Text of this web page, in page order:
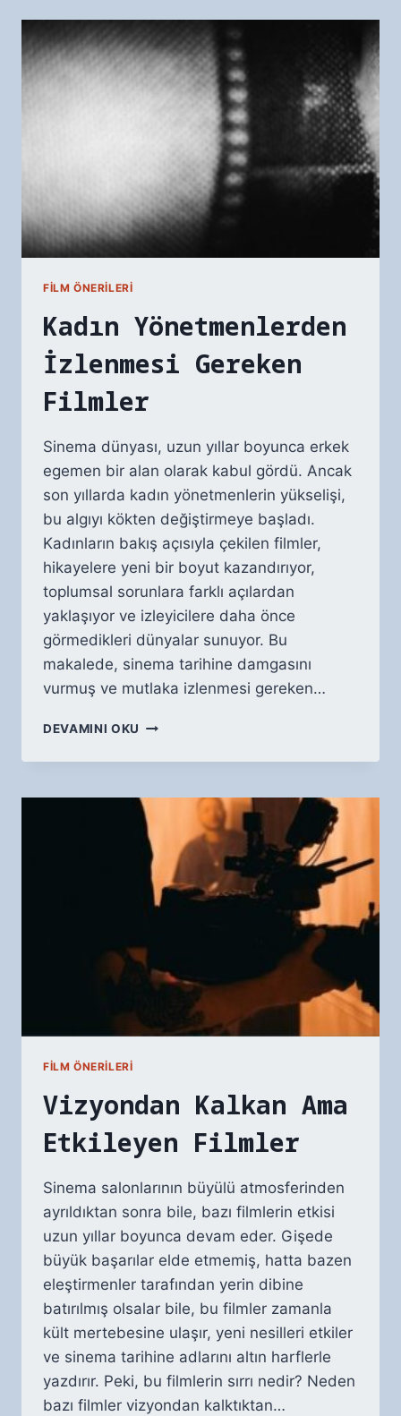
FILMLER
FILM ÖNERILERI
Kadın Yönetmenlerden
İzlenmesi Gereken
Filmler
Sinema dünyası, uzun yıllar boyunca erkek
egemen bir alan olarak kabul gördü. Ancak
son yıllarda kadın yönetmenlerin yükselişi,
bu algıyı kökten değiştirmeye başladı.
Kadınların bakış açısıyla çekilen filmler,
hikayelere yeni bir boyut kazandırıyor,
toplumsal sorunlara farklı açılardan
yaklaşıyor ve izleyicilere daha önce
görmedikleri dünyalar sunuyor. Bu
makalede, sinema tarihine damgasını
vurmuş ve mutlaka izlenmesi gereken…
DEVAMINI OKU KADIN
İZLENMESI
FILMLER
FILM ÖNERILERI
Vizyondan Kalkan Ama
Etkileyen Filmler
Sinema salonlarının büyülü atmosferinden
ayrıldıktan sonra bile, bazı filmlerin etkisi
uzun yıllar boyunca devam eder. Gişede
büyük başarılar elde etmemiş, hatta bazen
eleştirmenler tarafından yerin dibine
batırılmış olsalar bile, bu filmler zamanla
kült mertebesine ulaşır, yeni nesilleri etkiler
ve sinema tarihine adlarını altın harflerle
yazdırır. Peki, bu filmlerin sırrı nedir? Neden
bazı filmler vizyondan kalktıktan…